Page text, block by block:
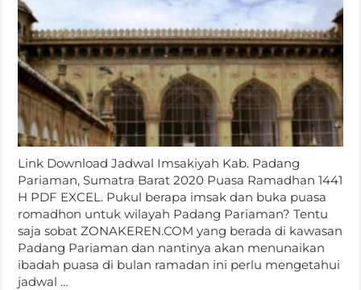
Link Download Jadwal Imsakiyah Kab. Padang
Pariaman, Sumatra Barat 2020 Puasa Ramadhan 1441
H PDF EXCEL. Pukul berapa imsak dan buka puasa
romadhon untuk wilayah Padang Pariaman? Tentu
saja sobat ZONAKEREN.COM yang berada di kawasan
Padang Pariaman dan nantinya akan menunaikan
ibadah puasa di bulan ramadan ini perlu mengetahui
jadwal …